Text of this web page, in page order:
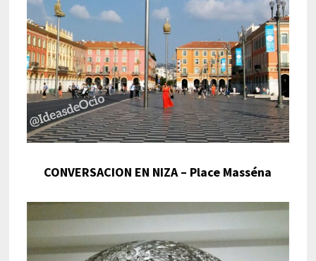
CONVERSACION EN NIZA – Place Masséna